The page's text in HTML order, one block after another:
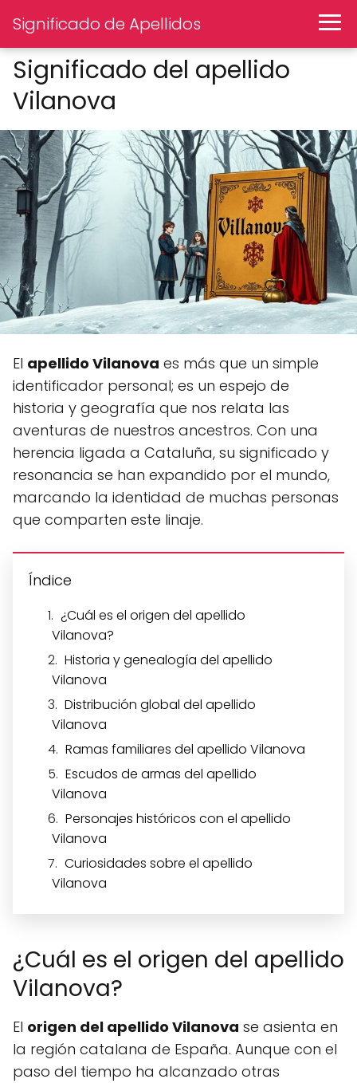
Significado de Apellidos
Significado del apellido
Vilanova
El apellido Vilanova es más que un simple
identificador personal; es un espejo de
historia y geografía que nos relata las
aventuras de nuestros ancestros. Con una
herencia ligada a Cataluña, su significado y
resonancia se han expandido por el mundo,
marcando la identidad de muchas personas
que comparten este linaje.
Índice
¿Cuál es el origen del apellido
Vilanova?
Historia y genealogía del apellido
Vilanova
Distribución global del apellido
Vilanova
Ramas familiares del apellido Vilanova
Escudos de armas del apellido
Vilanova
Personajes históricos con el apellido
Vilanova
Curiosidades sobre el apellido
Vilanova
¿Cuál es el origen del apellido
Vilanova?
El origen del apellido Vilanova se asienta en
la región catalana de España. Aunque con el
paso del tiempo ha alcanzado otras